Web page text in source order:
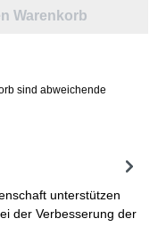
Warenkorb
sind abweichende
unterstützen
der Verbesserung der